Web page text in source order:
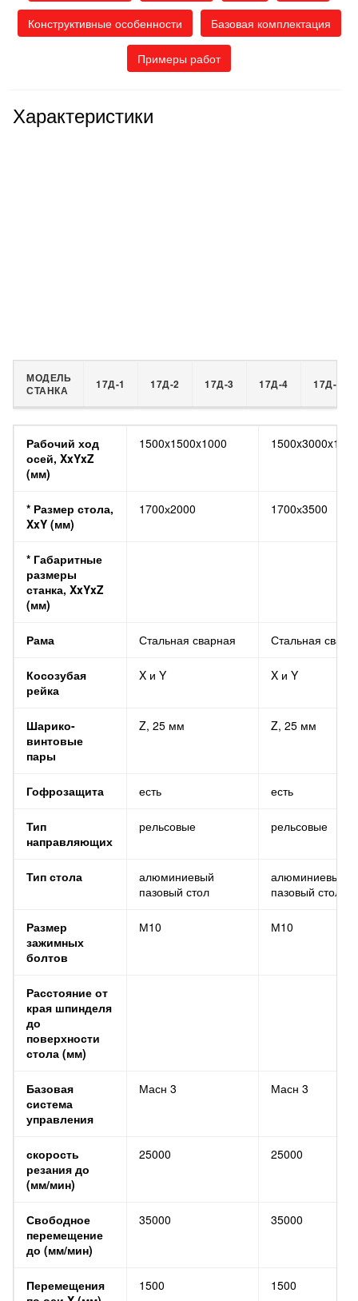
Конструктивные особенности Базовая комплектация
Примеры работ
Характеристики
МОДЕЛЬ
СТАНКА
17Д-1 17Д-2 17Д-3 17Д-4 17Д-5
СТАНКА
Рабочий ход
осей, XxYxZ
(мм)
1500x1500x1000 1500x3000x1000
* Размер стола,
XxY (мм)
1700х2000 1700х3500
* Габаритные
размеры
станка, XxYxZ
(мм)
Рама Стальная сварная Стальная
Косозубая
рейка
X и Y X и Y
Шарико-
винтовые
пары
Z, 25 мм Z, 25 мм
Гофрозащита есть есть
Тип
направляющих
рельсовые рельсовые
Тип стола
алюминиевый
пазовый стол
алюминиевый
пазовый стол
Размер
зажимных
болтов
М10 М10
Расстояние от
края шпинделя
до
поверхности
стола (мм)
Базовая
система
управления
Масн 3 Масн 3
скорость
резания до
(мм/мин)
25000 25000
Свободное
перемещение
до (мм/мин)
35000 35000
Перемещения
1500 1500